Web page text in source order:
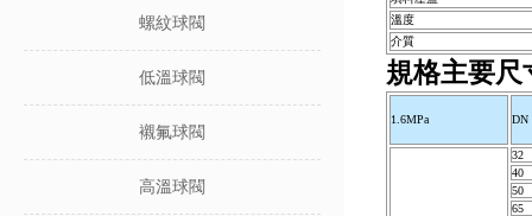
螺紋球閥
低溫球閥
襯氟球閥
高溫球閥
溫度
介質
規格主要尺
1.6MPa DN
32
40
50
65